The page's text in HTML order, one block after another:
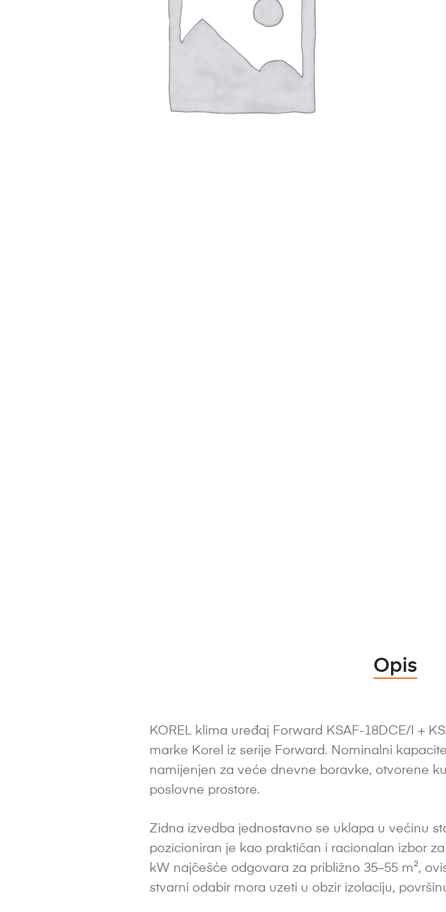
Opis
KOREL klima uređaj Forward KSAF-18DCE/I +
marke Korel iz serije Forward. Nominalni
namijenjen za veće dnevne boravke, otvorene
poslovne prostore.
Zidna izvedba jednostavno se uklapa u većinu
pozicioniran je kao praktičan i racionalan izbor
kW najčešće odgovara za približno 35–55 m²,
stvarni odabir mora uzeti u obzir izolaciju,